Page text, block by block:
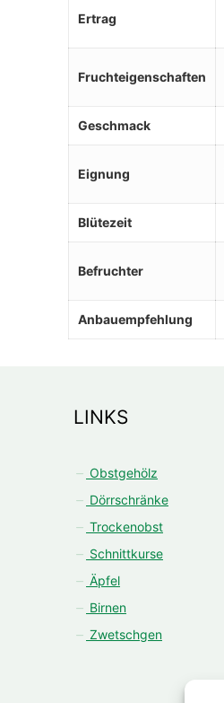
Ertrag
Fruchteigenschaften
Geschmack
Eignung
Blütezeit
Befruchter
Anbauempfehlung
LINKS
Obstgehölz
Dörrschränke
Trockenobst
Schnittkurse
Äpfel
Birnen
Zwetschgen